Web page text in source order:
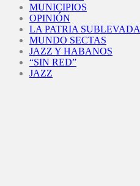
MUNICIPIOS
OPINIÓN
LA PATRIA SUBLEVADA
MUNDO SECTAS
JAZZ Y HABANOS
“SIN RED”
JAZZ